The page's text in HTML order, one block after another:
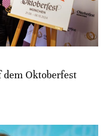
dem Oktoberfest